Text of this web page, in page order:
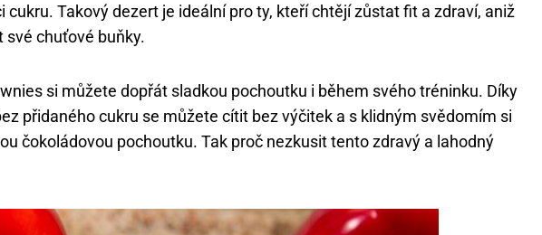
cukru. Takový dezert je ideální pro ty, kteří chtějí zůstat fit a zdraví, aniž
chuťové buňky.
si můžete dopřát sladkou pochoutku i během svého tréninku. Díky
přidaného cukru se můžete cítit bez výčitek a s klidným svědomím si
čokoládovou pochoutku. Tak proč nezkusit tento zdravý a lahodný